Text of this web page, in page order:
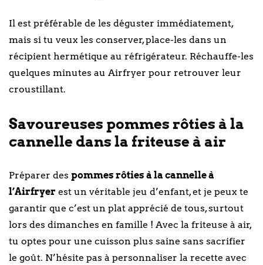
Il est préférable de les déguster immédiatement,
mais si tu veux les conserver, place-les dans un
récipient hermétique au réfrigérateur. Réchauffe-les
quelques minutes au Airfryer pour retrouver leur
croustillant.
Savoureuses pommes rôties à la
cannelle dans la friteuse à air
Préparer des pommes rôties à la cannelle à
l’Airfryer est un véritable jeu d’enfant, et je peux te
garantir que c’est un plat apprécié de tous, surtout
lors des dimanches en famille ! Avec la friteuse à air,
tu optes pour une cuisson plus saine sans sacrifier
le goût. N’hésite pas à personnaliser la recette avec